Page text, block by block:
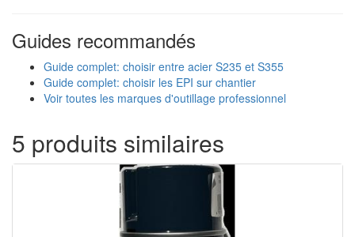
Guides recommandés
Guide complet: choisir entre acier S235 et S355
Guide complet: choisir les EPI sur chantier
Voir toutes les marques d'outillage professionnel
5 produits similaires